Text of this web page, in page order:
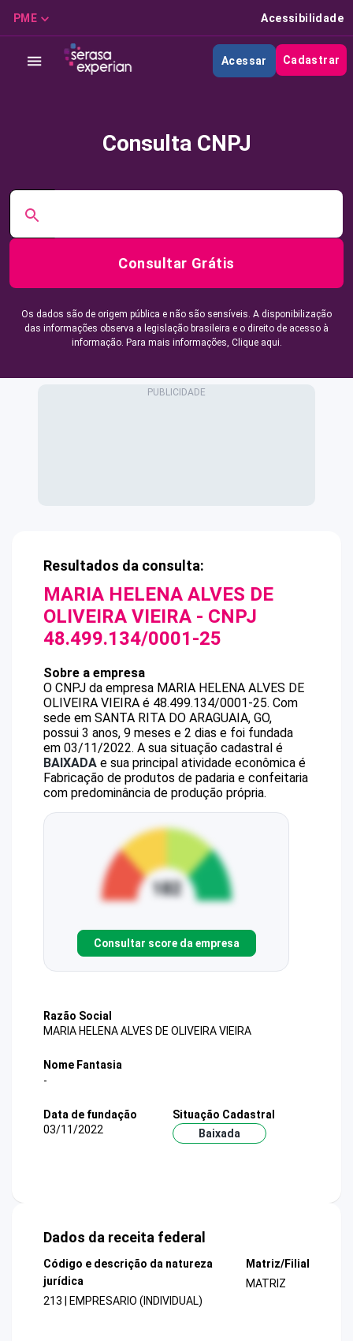
PME Acessibilidade
Acessar Cadastrar
Consulta CNPJ
Consultar Grátis
Os dados são de origem pública e não são sensíveis. A disponibilização
das informações observa a legislação brasileira e o direito de acesso à
informação. Para mais informações, Clique aqui.
Resultados da consulta:
MARIA HELENA ALVES DE
OLIVEIRA VIEIRA - CNPJ
48.499.134/0001-25
Sobre a empresa
O CNPJ da empresa MARIA HELENA ALVES DE
OLIVEIRA VIEIRA é 48.499.134/0001-25. Com
sede em SANTA RITA DO ARAGUAIA, GO,
possui 3 anos, 9 meses e 2 dias e foi fundada
em 03/11/2022. A sua situação cadastral é
BAIXADA e sua principal atividade econômica é
Fabricação de produtos de padaria e confeitaria
com predominância de produção própria.
Consultar score da empresa
Razão Social
MARIA HELENA ALVES DE OLIVEIRA VIEIRA
Nome Fantasia
-
Data de fundação
03/11/2022
Situação Cadastral
Baixada
Dados da receita federal
Código e descrição da natureza
jurídica
213 | EMPRESARIO (INDIVIDUAL)
Matriz/Filial
MATRIZ